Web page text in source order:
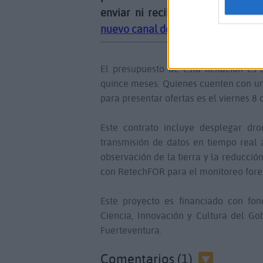
enviar ni recibir comentarios,
nuevo canal de Noticias
El presupuesto de esta licitación
quince meses. Quienes cuenten con
para presentar ofertas es el viernes 8
Este contrato incluye desplegar
transmisión de datos en tiempo real
observación de la tierra y la
con RetechFOR para el monitoreo
Este proyecto es financiado con
Ciencia, Innovación y Cultura del
Fuerteventura.
Comentarios (1)